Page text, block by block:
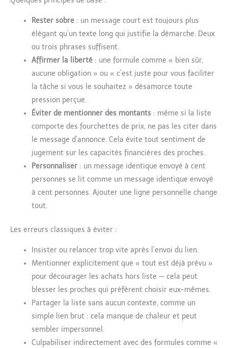
Rester sobre : un message court est toujours plus
élégant qu’un texte long qui justifie la démarche. Deux
ou trois phrases suffisent.
Affirmer la liberté : une formule comme « bien sûr,
aucune obligation » ou « c’est juste pour vous faciliter
la tâche si vous le souhaitez » désamorce toute
pression perçue.
Éviter de mentionner des montants : même si la liste
comporte des fourchettes de prix, ne pas les citer dans
le message d’annonce. Cela évite tout sentiment de
jugement sur les capacités financières des proches.
Personnaliser : un message identique envoyé à cent
personnes se lit comme un message identique envoyé
à cent personnes. Ajouter une ligne personnelle change
tout.
Les erreurs classiques à éviter :
Insister ou relancer trop vite après l’envoi du lien.
Mentionner explicitement que « tout est déjà prévu »
pour décourager les achats hors liste — cela peut
blesser les proches qui préfèrent choisir eux-mêmes.
Partager la liste sans aucun contexte, comme un
simple lien brut : cela manque de chaleur et peut
sembler impersonnel.
Culpabiliser indirectement avec des formules comme «